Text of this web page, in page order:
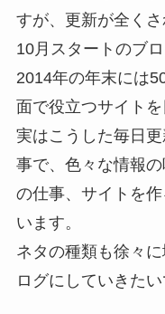
すが、更新が全く
10月スタートのブ
2014年の年末には
面で役立つサイトを
実はこうした毎日
事で、色々な情報
の仕事、サイトを
います。
ネタの種類も徐々
ログにしていきたい